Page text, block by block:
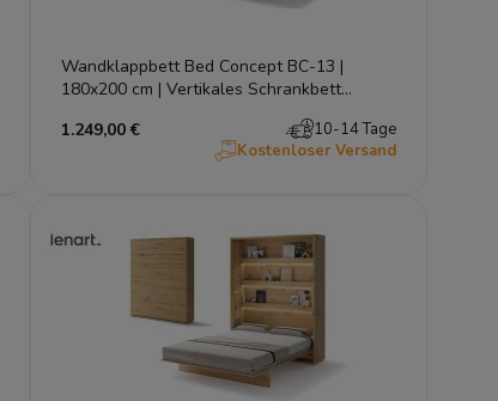
Wandklappbett Bed Concept BC-13 |
180x200 cm | Vertikales Schrankbett
1.249,00 €
10-14 Tage
Kostenloser Versand